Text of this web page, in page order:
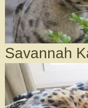
Savannah